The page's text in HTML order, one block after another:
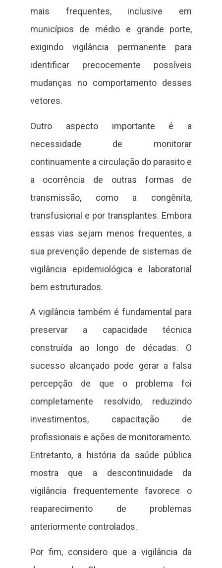
mais frequentes, inclusive em
municípios de médio e grande porte,
exigindo vigilância permanente para
identificar precocemente possíveis
mudanças no comportamento desses
vetores.
Outro aspecto importante é a
necessidade de monitorar
continuamente a circulação do parasito e
a ocorrência de outras formas de
transmissão, como a congênita,
transfusional e por transplantes. Embora
essas vias sejam menos frequentes, a
sua prevenção depende de sistemas de
vigilância epidemiológica e laboratorial
bem estruturados.
A vigilância também é fundamental para
preservar a capacidade técnica
construída ao longo de décadas. O
sucesso alcançado pode gerar a falsa
percepção de que o problema foi
completamente resolvido, reduzindo
investimentos, capacitação de
profissionais e ações de monitoramento.
Entretanto, a história da saúde pública
mostra que a descontinuidade da
vigilância frequentemente favorece o
reaparecimento de problemas
anteriormente controlados.
Por fim, considero que a vigilância da